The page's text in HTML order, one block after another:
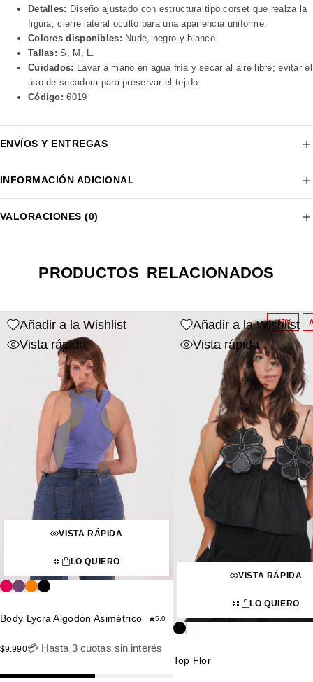
Detalles: Diseño ajustado con estructura tipo corset que realza la
figura, cierre lateral oculto para una apariencia uniforme.
Colores disponibles: Nude, negro y blanco.
Tallas: S, M, L.
Cuidados: Lavar a mano en agua fría y secar al aire libre; evitar el
uso de secadora para preservar el tejido.
Código: 6019
ENVÍOS Y ENTREGAS
INFORMACIÓN ADICIONAL
VALORACIONES (0)
PRODUCTOS RELACIONADOS
Añadir a la Wishlist
Vista rápida
VISTA RÁPIDA
LO QUIERO
Body Lycra Algodón Asimétrico 5.0
$9.990💳 Hasta 3 cuotas sin interés
-47%
Añadir a la Wishlist
Vista rápida
VISTA RÁPIDA
LO QUIERO
Top Flor